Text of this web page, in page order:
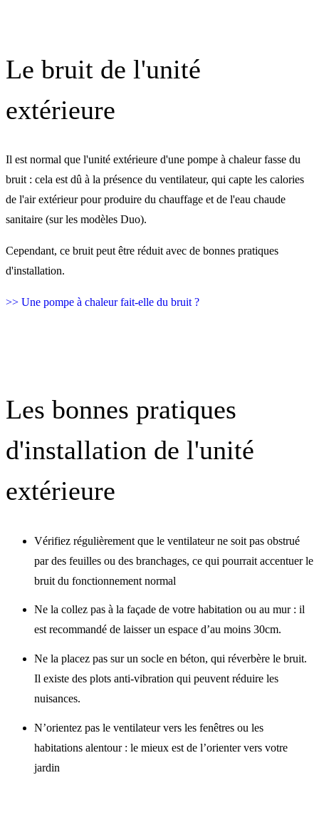
silencieuses
Installation pompe à
Le bruit de l'unité
extérieure
Il est normal que l'unité extérieure d'une pompe à chaleur fasse du
bruit : cela est dû à la présence du ventilateur, qui capte les calories
de l'air extérieur pour produire du chauffage et de l'eau chaude
sanitaire (sur les modèles Duo).
Cependant, ce bruit peut être réduit avec de bonnes pratiques
d'installation.
>> Une pompe à chaleur fait-elle du bruit ?
Les bonnes pratiques
d'installation de l'unité
extérieure
Vérifiez régulièrement que le ventilateur ne soit pas obstrué
par des feuilles ou des branchages, ce qui pourrait accentuer le
bruit du fonctionnement normal
Ne la collez pas à la façade de votre habitation ou au mur : il
est recommandé de laisser un espace d’au moins 30cm.
Ne la placez pas sur un socle en béton, qui réverbère le bruit.
Il existe des plots anti-vibration qui peuvent réduire les
nuisances.
N’orientez pas le ventilateur vers les fenêtres ou les
habitations alentour : le mieux est de l’orienter vers votre
jardin